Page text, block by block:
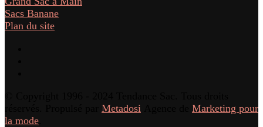
Sacs Banane
Plan du site
Metadosi
Marketing pour
la mode